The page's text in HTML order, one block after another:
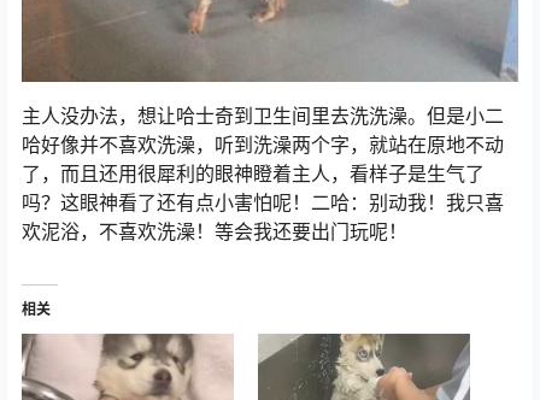
主人没办法，想让哈士奇到卫生间里去洗洗澡。但是小二
哈好像并不喜欢洗澡，听到洗澡两个字，就站在原地不动
了，而且还用很犀利的眼神瞪着主人，看样子是生气了
吗？这眼神看了还有点小害怕呢！二哈：别动我！我只喜
欢泥浴，不喜欢洗澡！等会我还要出门玩呢！
相关